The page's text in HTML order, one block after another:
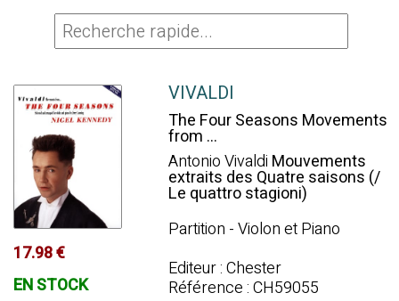
17.98 €
EN STOCK
VIVALDI
The Four Seasons Movements
from ...
Antonio Vivaldi Mouvements
extraits des Quatre saisons (/
Le quattro stagioni)
Partition - Violon et Piano
Editeur : Chester
Référence : CH59055